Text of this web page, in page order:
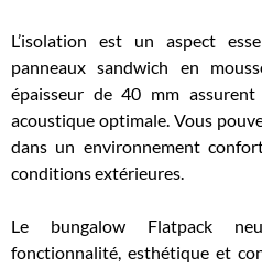
L’isolation est un aspect
panneaux sandwich en
épaisseur de 40 mm
acoustique optimale. Vous
dans un environnement
conditions extérieures.
Le bungalow Flatpack
fonctionnalité, esthétique et